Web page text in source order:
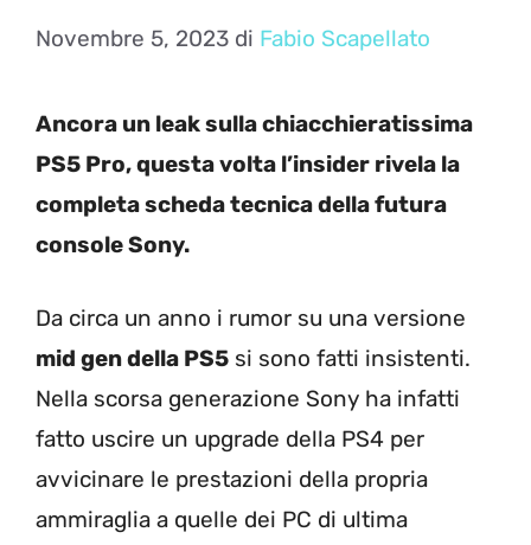
Novembre 5, 2023 di Fabio Scapellato
Ancora un leak sulla chiacchieratissima
PS5 Pro, questa volta l’insider rivela la
completa scheda tecnica della futura
console Sony.
Da circa un anno i rumor su una versione
mid gen della PS5 si sono fatti insistenti.
Nella scorsa generazione Sony ha infatti
fatto uscire un upgrade della PS4 per
avvicinare le prestazioni della propria
ammiraglia a quelle dei PC di ultima